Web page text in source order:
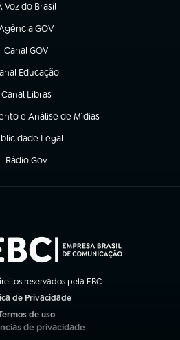
Voz do Brasil
em nova aba)
GOV
em nova aba)
Canal GOV
(abre em nova aba)
Educação
em nova aba)
Canal Libras
(abre em nova aba)
e Análise de Mídias
aba)
Legal
em nova aba)
Rádio Gov
(abre em nova aba)
reservados pela EBC
de Privacidade
de uso
em nova aba)
de privacidade